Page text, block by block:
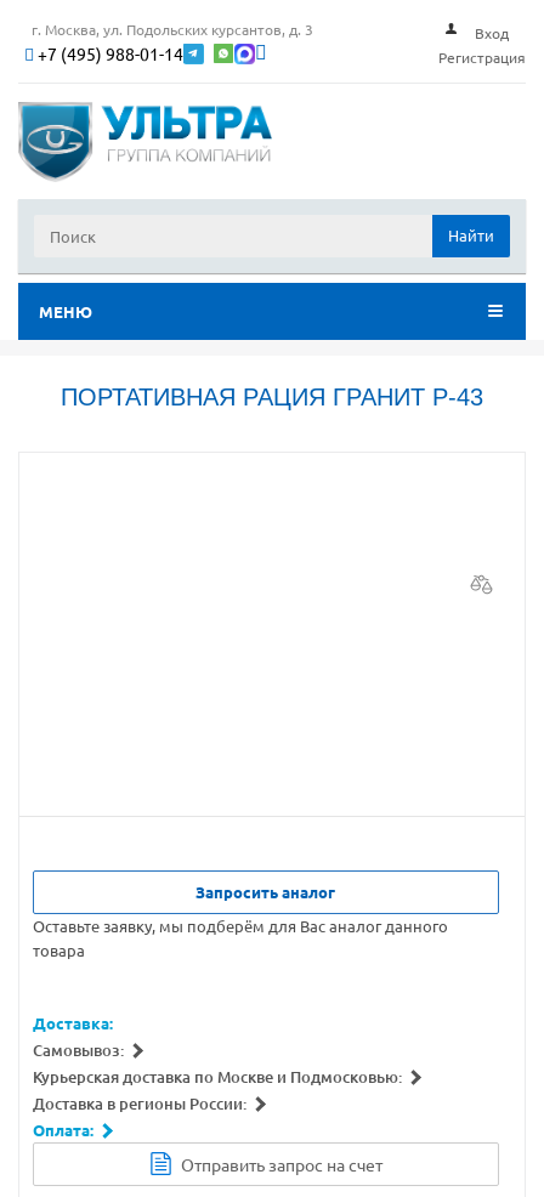
г. Москва, ул. Подольских курсантов, д. 3
+7 (495) 988-01-14
Вход
Регистрация
Найти
МЕНЮ
ПОРТАТИВНАЯ РАЦИЯ ГРАНИТ Р-43
Запросить аналог
Оставьте заявку, мы подберём для Вас аналог данного
товара
Доставка:
Самовывоз:
Курьерская доставка по Москве и Подмосковью:
Доставка в регионы России:
Оплата:
Отправить запрос на счет